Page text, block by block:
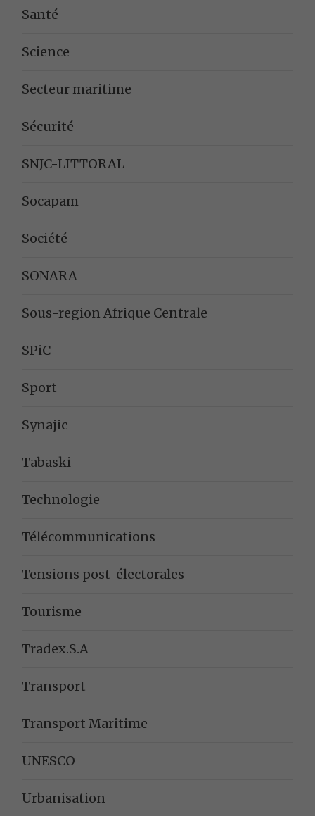
Santé
Science
Secteur maritime
Sécurité
SNJC-LITTORAL
Socapam
Société
SONARA
Sous-region Afrique Centrale
SPiC
Sport
Synajic
Tabaski
Technologie
Télécommunications
Tensions post-électorales
Tourisme
Tradex.S.A
Transport
Transport Maritime
UNESCO
Urbanisation